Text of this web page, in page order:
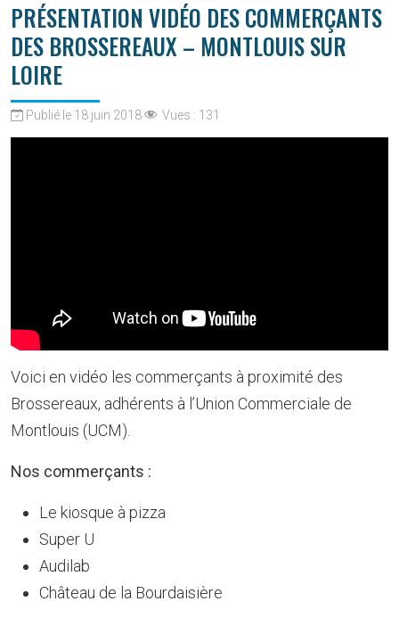
PRÉSENTATION VIDÉO DES COMMERÇANTS
DES BROSSEREAUX – MONTLOUIS SUR
LOIRE
Publié le 18 juin 2018 Vues : 131
Voici en vidéo les commerçants à proximité des
Brossereaux, adhérents à l’Union Commerciale de
Montlouis (UCM).
Nos commerçants :
Le kiosque à pizza
Super U
Audilab
Château de la Bourdaisière